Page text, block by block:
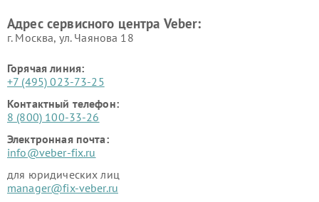
Адрес сервисного центра Veber:
г. Москва, ул. Чаянова 18
Горячая линия:
+7 (495) 023-73-25
Контактный телефон:
8 (800) 100-33-26
Электронная почта:
info@veber-fix.ru
для юридических лиц
manager@fix-veber.ru